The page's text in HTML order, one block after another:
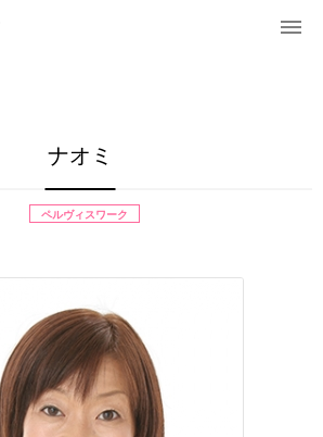
ナオミ
ペルヴィスワーク